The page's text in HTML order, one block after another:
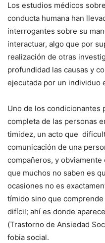
Los estudios médicos
conducta humana han
interrogantes sobre su
interactuar, algo que por
realización de otras
profundidad las causas y
ejecutada por un individuo
Uno de los condicionantes
completa de las personas
timidez, un acto que
comunicación de una
compañeros, y
que muchos no saben es
ocasiones no es
tímido sino que
difícil; ahí es donde
(Trastorno de Ansiedad
fobia social.